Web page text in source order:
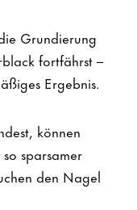
Grundierung
fortfährst –
Ergebnis.
können
sparsamer
den Nagel